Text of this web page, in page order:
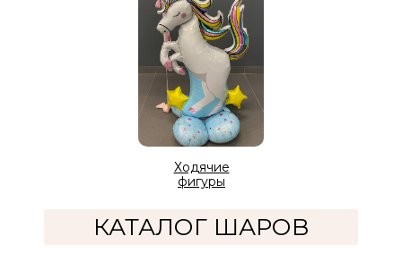
Ходячие
фигуры
КАТАЛОГ ШАРОВ